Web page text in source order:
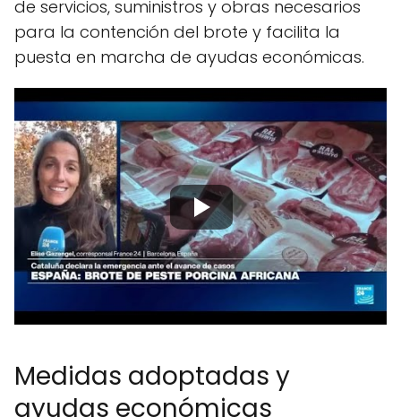
de servicios, suministros y obras necesarios
para la contención del brote y facilita la
puesta en marcha de ayudas económicas.
Medidas adoptadas y
ayudas económicas